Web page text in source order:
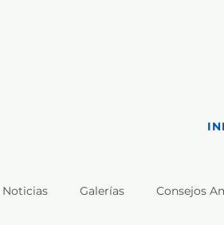
Noticias Galerías Consejos